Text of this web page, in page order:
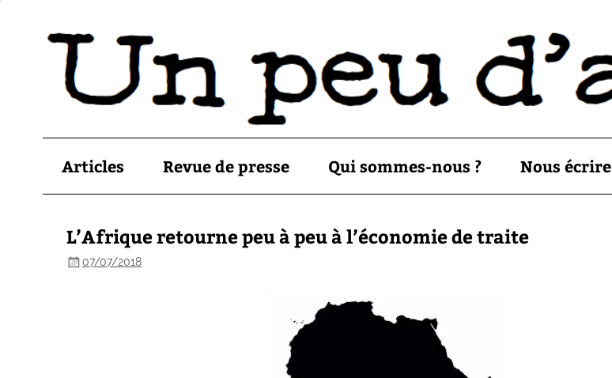
Articles Revue de presse Qui sommes-nous ? Nous écrire
L’Afrique retourne peu à peu à l’économie de traite
07/07/2018